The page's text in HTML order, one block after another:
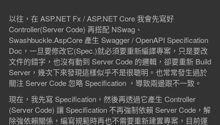
以往，在 ASP.NET Fx / ASP.NET Core 我會先寫好
Controller(Server Code) 再搭配 NSwag、
Swashbuckle.AspCore 產生 Swagger / OpenAPI Specification
Doc，一旦要修改它(Spec.)就必須要重新編譯專案，只是要改
文件的錯字，也沒有動到 Server Code 的邏輯，卻要重新 Build
Server，幾次下來發現這樣似乎不是很聰明。也常常發生過於
關注 Server Code 忽略 Specification ，導致兩邊跟不一致。
現在，我先寫 Specification，然後再透過它產生 Controller
(Server Code) 讓 Specification 不再強制依賴 Server Code，解
除強依賴關係，編寫規範時再也不需要重新建置專案，目前運